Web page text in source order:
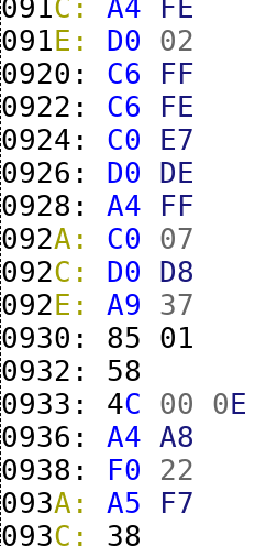
091C: A4 FE
091E: D0 02
0920:
C6 FF
0922:
C6 FE
0924:
C0 E7
0926:
D0 DE
0928:
A4 FF
092A: C0 07
092C: D0 D8
092E: A9 37
0930:
85 01
0932:
58
0933:
4C 00 0E
0936:
A4 A8
0938:
F0 22
093A: A5 F7
093C: 38